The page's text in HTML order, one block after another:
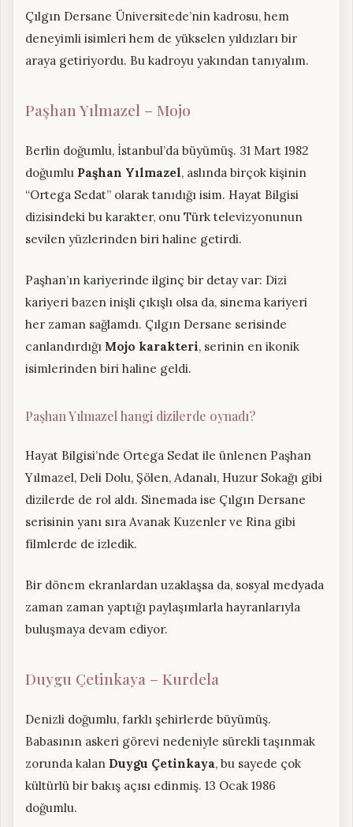
Çılgın Dersane Üniversitede’nin kadrosu, hem
deneyimli isimleri hem de yükselen yıldızları bir
araya getiriyordu. Bu kadroyu yakından tanıyalım.
Paşhan Yılmazel – Mojo
Berlin doğumlu, İstanbul’da büyümüş. 31 Mart 1982
doğumlu Paşhan Yılmazel, aslında birçok kişinin
“Ortega Sedat” olarak tanıdığı isim. Hayat Bilgisi
dizisindeki bu karakter, onu Türk televizyonunun
sevilen yüzlerinden biri haline getirdi.
Paşhan’ın kariyerinde ilginç bir detay var: Dizi
kariyeri bazen inişli çıkışlı olsa da, sinema kariyeri
her zaman sağlamdı. Çılgın Dersane serisinde
canlandırdığı Mojo karakteri, serinin en ikonik
isimlerinden biri haline geldi.
Paşhan Yılmazel hangi dizilerde oynadı?
Hayat Bilgisi’nde Ortega Sedat ile ünlenen Paşhan
Yılmazel, Deli Dolu, Şölen, Adanalı, Huzur Sokağı gibi
dizilerde de rol aldı. Sinemada ise Çılgın Dersane
serisinin yanı sıra Avanak Kuzenler ve Rina gibi
filmlerde de izledik.
Bir dönem ekranlardan uzaklaşsa da, sosyal medyada
zaman zaman yaptığı paylaşımlarla hayranlarıyla
buluşmaya devam ediyor.
Duygu Çetinkaya – Kurdela
Denizli doğumlu, farklı şehirlerde büyümüş.
Babasının askeri görevi nedeniyle sürekli taşınmak
zorunda kalan Duygu Çetinkaya, bu sayede çok
kültürlü bir bakış açısı edinmiş. 13 Ocak 1986
doğumlu.